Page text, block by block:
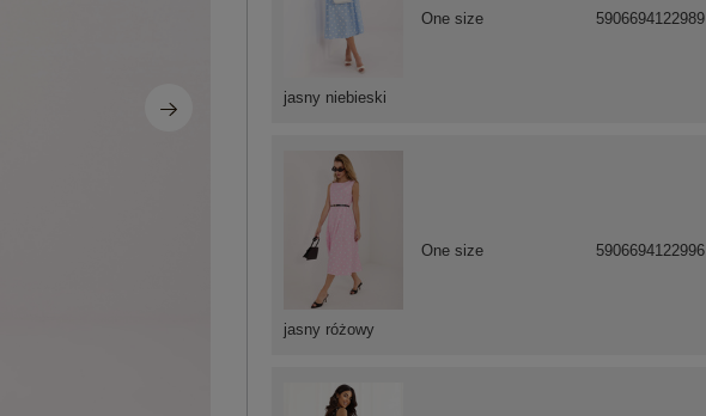
jasny różowy
One size 5906694122996
jasny niebieski
One size 5906694122989